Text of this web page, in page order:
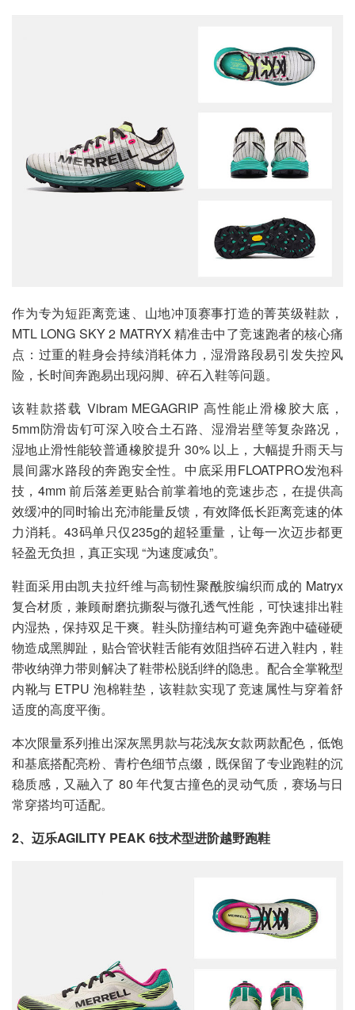
作为专为短距离竞速、山地冲顶赛事打造的菁英级鞋款，
MTL LONG SKY 2 MATRYX 精准击中了竞速跑者的核心痛
点：过重的鞋身会持续消耗体力，湿滑路段易引发失控风
险，长时间奔跑易出现闷脚、碎石入鞋等问题。
该鞋款搭载 Vibram MEGAGRIP 高性能止滑橡胶大底，
5mm防滑齿钉可深入咬合土石路、湿滑岩壁等复杂路况，
湿地止滑性能较普通橡胶提升 30% 以上，大幅提升雨天与
晨间露水路段的奔跑安全性。中底采用FLOATPRO发泡科
技，4mm 前后落差更贴合前掌着地的竞速步态，在提供高
效缓冲的同时输出充沛能量反馈，有效降低长距离竞速的体
力消耗。43码单只仅235g的超轻重量，让每一次迈步都更
轻盈无负担，真正实现 “为速度减负”。
鞋面采用由凯夫拉纤维与高韧性聚酰胺编织而成的 Matryx
复合材质，兼顾耐磨抗撕裂与微孔透气性能，可快速排出鞋
内湿热，保持双足干爽。鞋头防撞结构可避免奔跑中磕碰硬
物造成黑脚趾，贴合管状鞋舌能有效阻挡碎石进入鞋内，鞋
带收纳弹力带则解决了鞋带松脱刮绊的隐患。配合全掌靴型
内靴与 ETPU 泡棉鞋垫，该鞋款实现了竞速属性与穿着舒
适度的高度平衡。
本次限量系列推出深灰黑男款与花浅灰女款两款配色，低饱
和基底搭配亮粉、青柠色细节点缀，既保留了专业跑鞋的沉
稳质感，又融入了 80 年代复古撞色的灵动气质，赛场与日
常穿搭均可适配。
2、迈乐AGILITY PEAK 6技术型进阶越野跑鞋